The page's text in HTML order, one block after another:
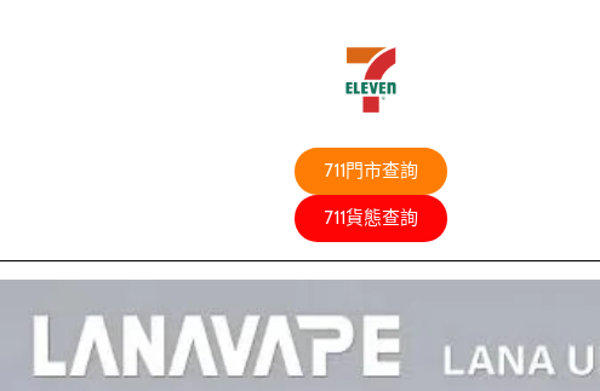
711門市查詢
711貨態查詢